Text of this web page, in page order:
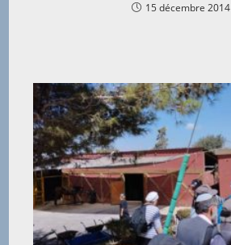
15 décembre 2014